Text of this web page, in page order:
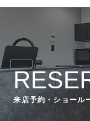
来店予約・ショール